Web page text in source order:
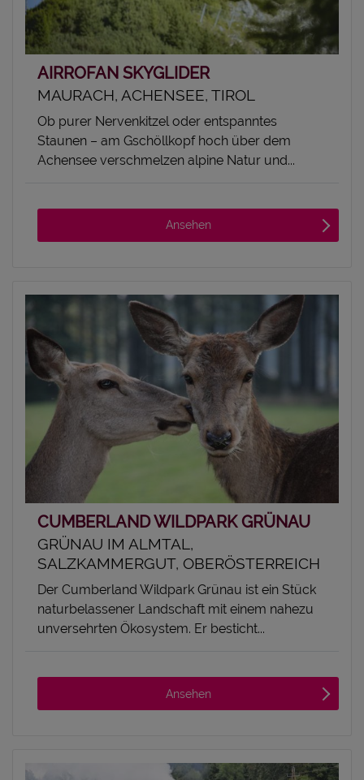
AIRROFAN SKYGLIDER
MAURACH, ACHENSEE, TIROL
Ob purer Nervenkitzel oder entspanntes
Staunen – am Gschöllkopf hoch über dem
Achensee verschmelzen alpine Natur und...
Ansehen
CUMBERLAND WILDPARK GRÜNAU
GRÜNAU IM ALMTAL,
SALZKAMMERGUT, OBERÖSTERREICH
Der Cumberland Wildpark Grünau ist ein Stück
naturbelassener Landschaft mit einem nahezu
unversehrten Ökosystem. Er besticht...
Ansehen